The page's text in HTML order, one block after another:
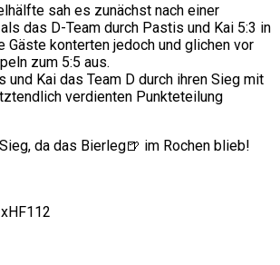
sah es zunächst nach einer
das D-Team durch Pastis und Kai 5:3 in
Gäste konterten jedoch und glichen vor
zum 5:5 aus.
und Kai das Team D durch ihren Sieg mit
verdienten Punkteteilung
da das Bierleg🍺 im Rochen blieb!